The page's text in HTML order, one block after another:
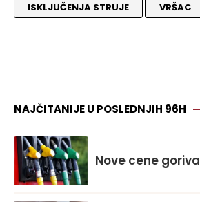
ISKLJUČENJA STRUJE
VRŠAC
NAJČITANIJE U POSLEDNJIH 96H
Nove cene goriva